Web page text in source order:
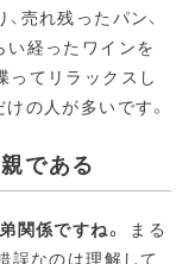
売れ残ったパン、
い経ったワインを
ってリラックスし
の人が多いです。
親である
関係ですね。
まる
誤なのは理解して